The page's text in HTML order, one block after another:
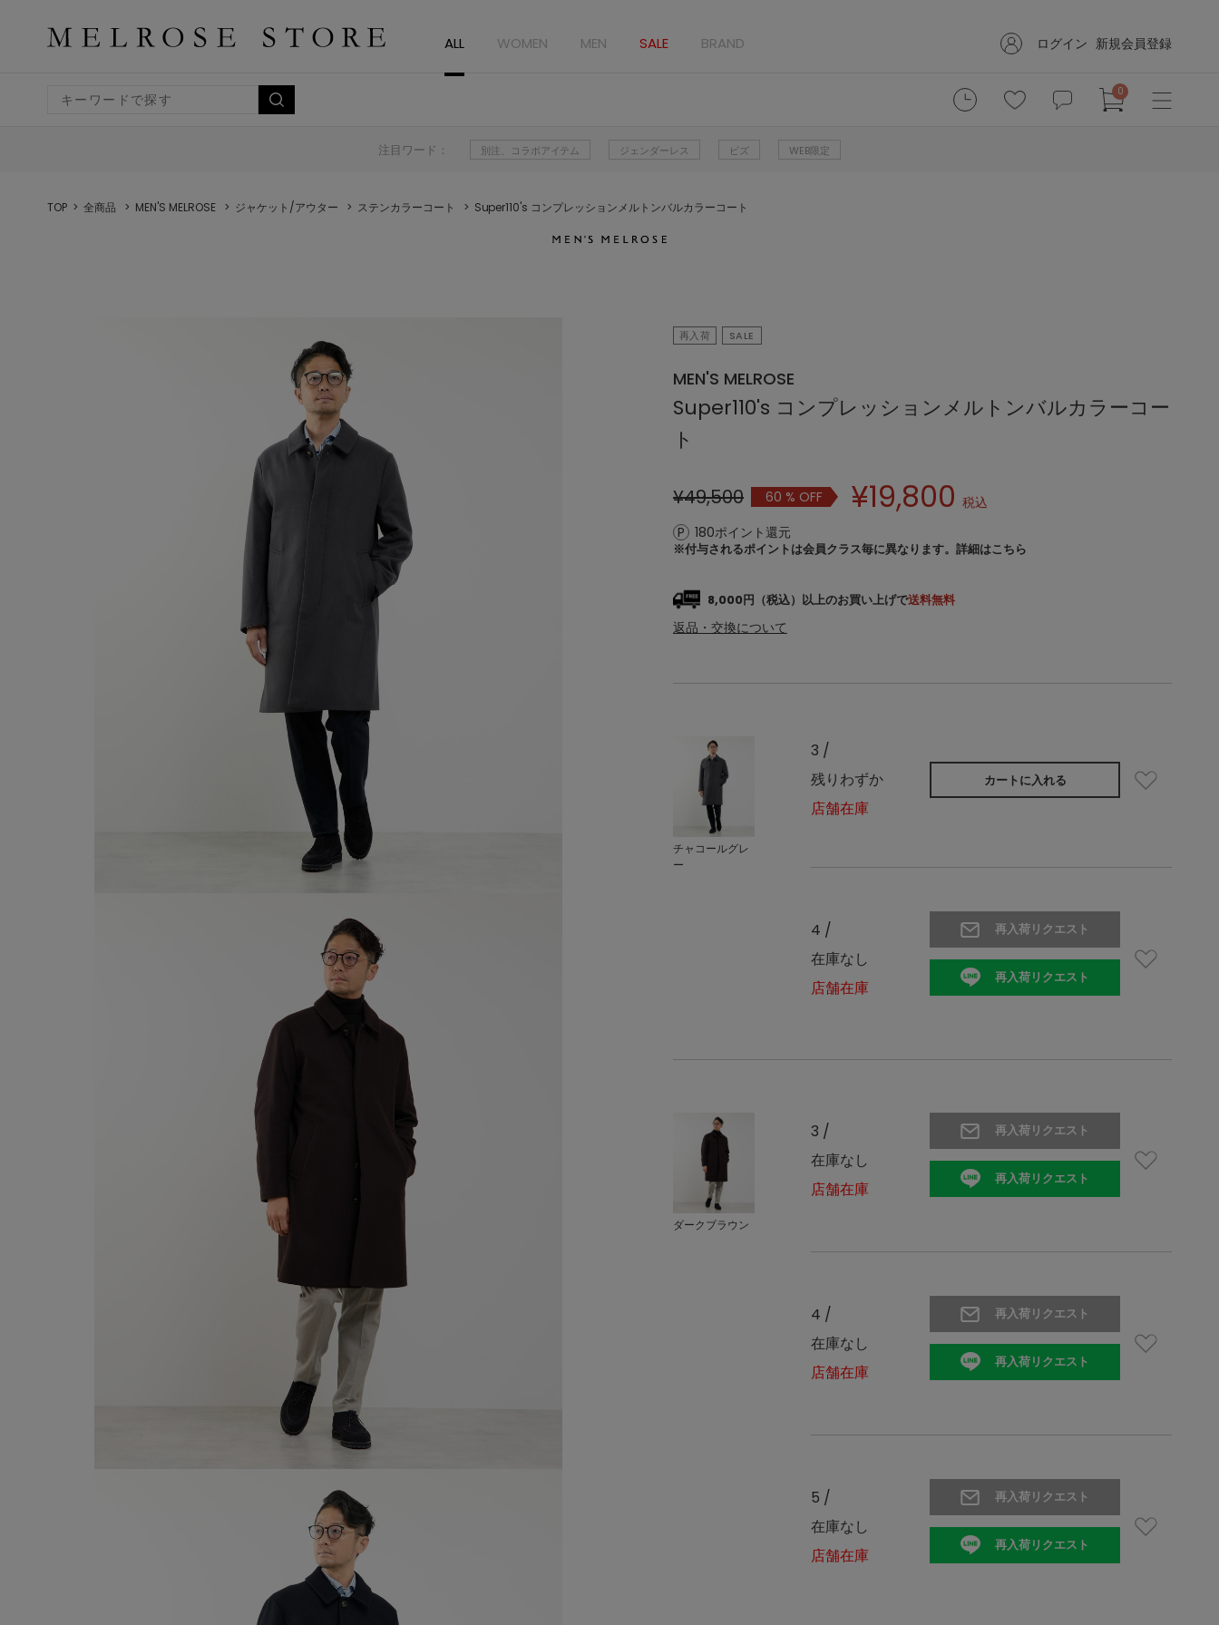
ALL WOMEN MEN SALE BRAND ログイン 新規会員登録
0
注目ワード： 別注、コラボアイテム ジェンダーレス ビズ WEB限定
TOP 全商品 MEN'S MELROSE ジャケット/アウター ステンカラーコート Super110's コンプレッションメルトンバルカラーコート
再入荷 SALE
MEN'S MELROSE
Super110's コンプレッションメルトンバルカラーコー
ト
¥49,500 60 % OFF ¥19,800 税込
180ポイント還元
※付与されるポイントは会員クラス毎に異なります。 詳細はこちら
8,000円（税込）以上のお買い上げで送料無料
返品・交換について
チャコールグレ
ー
3 /
残りわずか
店舗在庫
カートに入れる
4 /
在庫なし
店舗在庫
再入荷リクエスト
再入荷リクエスト
ダークブラウン
3 /
在庫なし
店舗在庫
再入荷リクエスト
再入荷リクエスト
4 /
在庫なし
店舗在庫
再入荷リクエスト
再入荷リクエスト
5 /
在庫なし
店舗在庫
再入荷リクエスト
再入荷リクエスト